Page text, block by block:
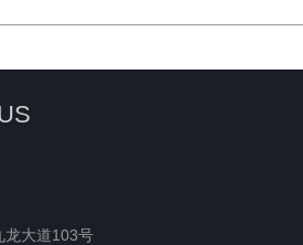
龙大道103号